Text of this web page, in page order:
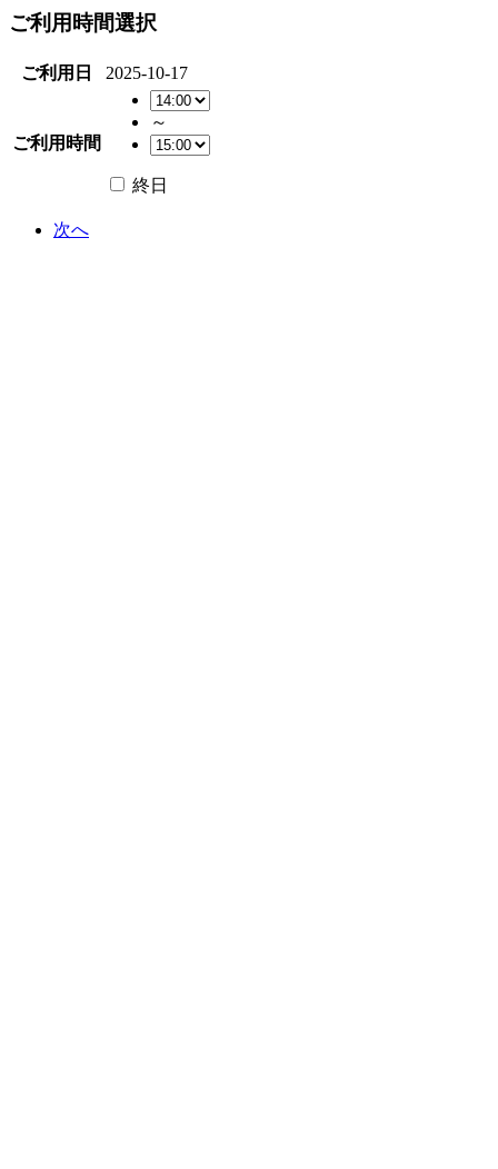
ご利用時間選択
ご利用日 2025-10-17
ご利用時間
～
終日
次へ